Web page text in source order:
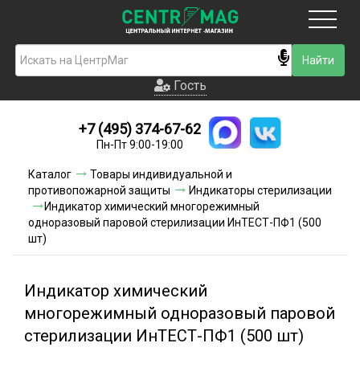
Гость
Новинки
Условия доставки
Условия оплаты
Гость
+7 (495) 374-67-62
Пн-Пт 9:00-19:00
Каталог
Товары индивидуальной и
противопожарной защиты
Индикаторы стерилизации
Индикатор химический многорежимный
одноразовый паровой стерилизации ИнТЕСТ-ПФ1 (500
шт)
Индикатор химический
многорежимный одноразовый паровой
стерилизации ИнТЕСТ-ПФ1 (500 шт)